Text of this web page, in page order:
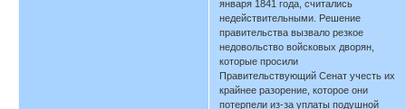
января 1841 года, считались
недействительными. Решение
правительства вызвало резкое
недовольство войсковых дворян,
которые просили
Правительствующий Сенат учесть их
крайнее разорение, которое они
потерпели из-за уплаты подушной